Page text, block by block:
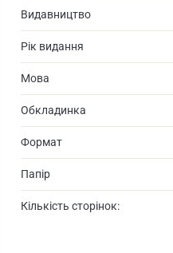
Видавництво
Рік видання
Мова
Обкладинка
Формат
Папір
Кількість сторінок: